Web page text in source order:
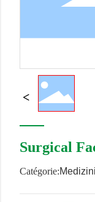
Surgical
Catégorie: